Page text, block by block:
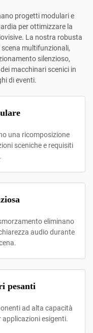
progetti modulari e
per ottimizzare la
La nostra robusta
multifunzionali,
silenzioso,
macchinari scenici in
di eventi.
una ricomposizione
sceniche e requisiti
eliminano
audio durante
pesanti
ad alta capacità
esigenti.